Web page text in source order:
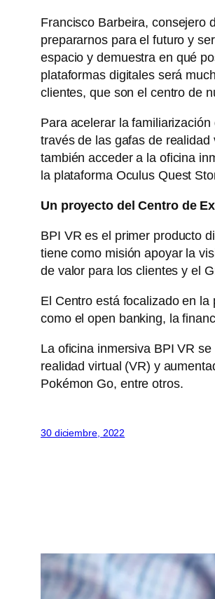
Francisco Barbeira, consejero
prepararnos para el futuro y
espacio y demuestra en qué
plataformas digitales será
clientes, que son el centro de
Para acelerar la
través de las gafas de
también acceder a la oficina
la plataforma Oculus Quest
Un proyecto del Centro de
BPI VR es el primer producto
tiene como misión apoyar la
de valor para los clientes y el
El Centro está focalizado en
como el open banking, la
La oficina inmersiva BPI VR
realidad virtual (VR) y
Pokémon Go, entre otros.
30 diciembre, 2022